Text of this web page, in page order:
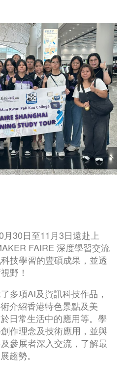
30日至11月3日遠赴上
FAIRE 深度學習交流
技學習的豐碩成果，並透
野！
多項AI及資訊科技作品，
介紹香港特色景點及美
日常生活中的應用等。學
作理念及技術應用，並與
參展者深入交流，了解最
趨勢。